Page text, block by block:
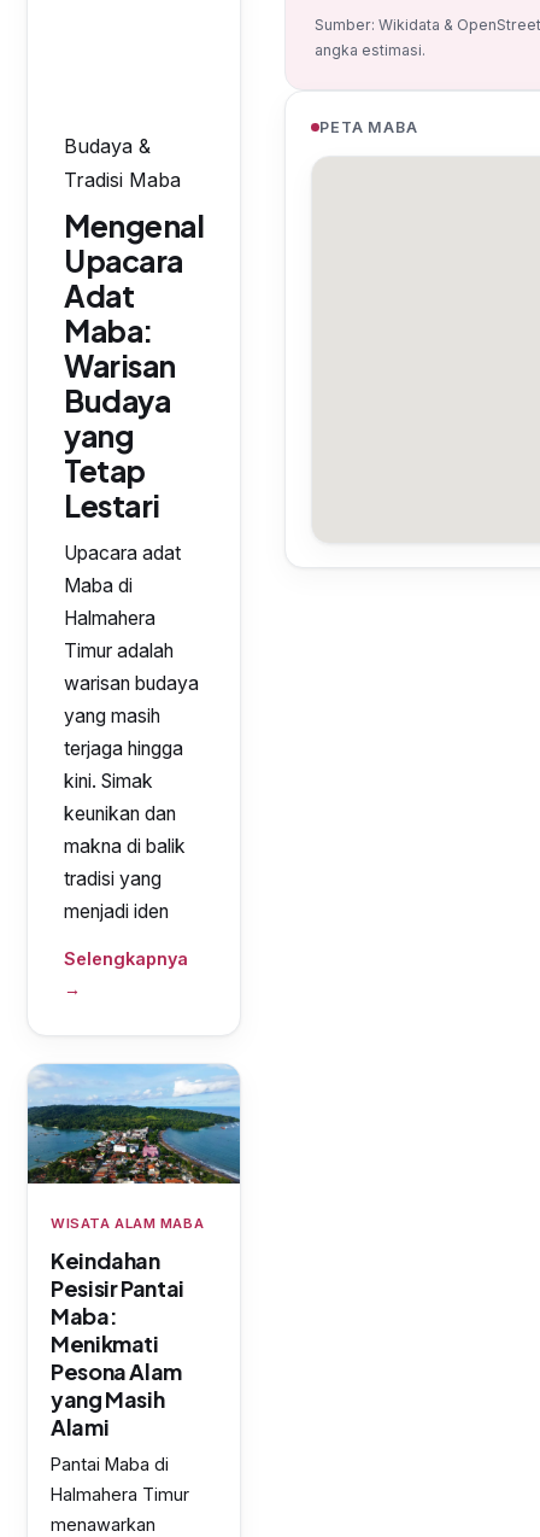
Budaya &
Tradisi Maba
Mengenal
Upacara
Adat
Maba:
Warisan
Budaya
yang
Tetap
Lestari
Upacara adat
Maba di
Halmahera
Timur adalah
warisan budaya
yang masih
terjaga hingga
kini. Simak
keunikan dan
makna di balik
tradisi yang
menjadi iden
Selengkapnya
→
WISATA ALAM MABA
Keindahan
Pesisir Pantai
Maba:
Menikmati
Pesona Alam
yang Masih
Alami
Pantai Maba di
Halmahera Timur
menawarkan
Sumber: Wikidata &
angka estimasi.
PETA MABA